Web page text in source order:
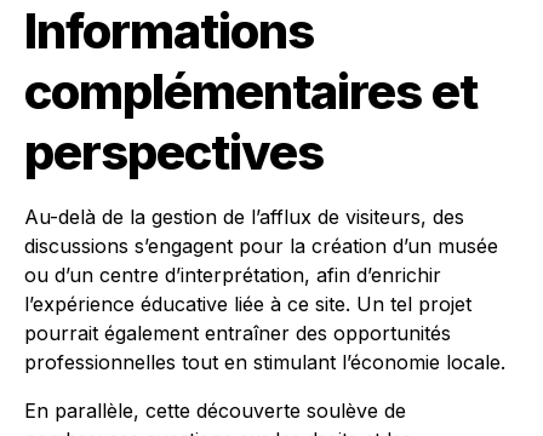
Informations
complémentaires et
perspectives
Au-delà de la gestion de l’afflux de visiteurs, des
discussions s’engagent pour la création d’un musée
ou d’un centre d’interprétation, afin d’enrichir
l’expérience éducative liée à ce site. Un tel projet
pourrait également entraîner des opportunités
professionnelles tout en stimulant l’économie locale.
En parallèle, cette découverte soulève de